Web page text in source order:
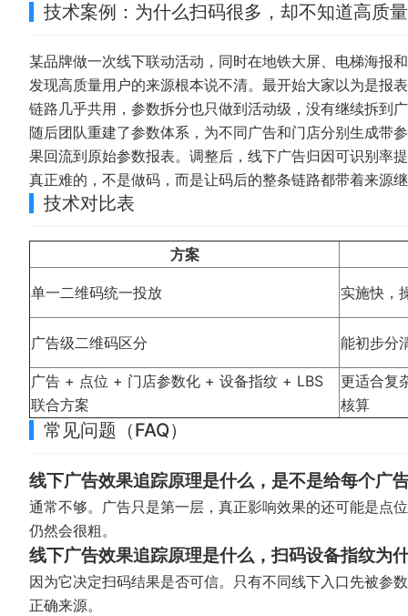
技术案例：为什么扫码很多，却不知道高质
某品牌做一次线下联动活动，同时在地铁大屏、电梯海报
发现高质量用户的来源根本说不清。最开始大家以为是报
链路几乎共用，参数拆分也只做到活动级，没有继续拆到
随后团队重建了参数体系，为不同广告和门店分别生成带
果回流到原始参数报表。调整后，线下广告归因可识别率
真正难的，不是做码，而是让码后的整条链路都带着来源
技术对比表
方案
单一二维码统一投放 实施快，
广告级二维码区分 能初步分
广告 + 点位 + 门店参数化 + 设备指纹 + LBS
联合方案
更适合复
核算
常见问题（FAQ）
线下广告效果追踪原理是什么，是不是给每个广
通常不够。广告只是第一层，真正影响效果的还可能是点
仍然会很粗。
线下广告效果追踪原理是什么，扫码设备指纹为
因为它决定扫码结果是否可信。只有不同线下入口先被参
正确来源。